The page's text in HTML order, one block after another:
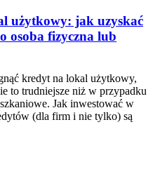
użytkowy: jak uzyskać
osoba fizyczna lub
kredyt na lokal użytkowy,
to trudniejsze niż w przypadku
Jak inwestować w
(dla firm i nie tylko) są